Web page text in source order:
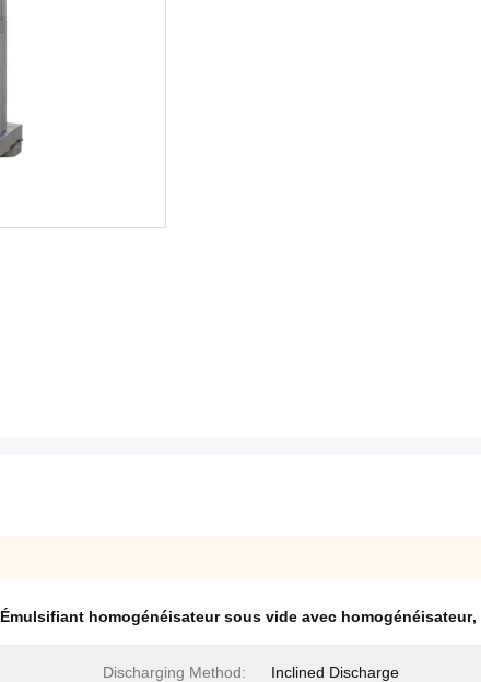
Émulsifiant homogénéisateur sous vide avec homogénéisateur,
Discharging Method: Inclined Discharge